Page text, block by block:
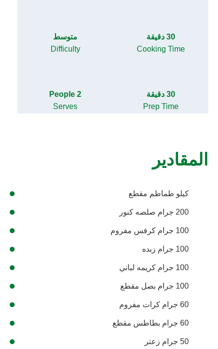
30 دقيقة
Cooking Time
متوسط
Difficulty
30 دقيقة
Prep Time
2 People
Serves
المقادير
كيلو طماطم مقطع
200 جرام صلصه كنور
100 جرام كرفس مفروم
100 جرام زبده
100 جرام كريمه لباني
100 جرام بصل مقطع
60 جرام كرات مفروم
60 جرام بطاطس مقطع
50 جرام زعتر